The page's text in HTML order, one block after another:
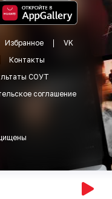
Избранное
VK
Контакты
СОУТ
соглашение